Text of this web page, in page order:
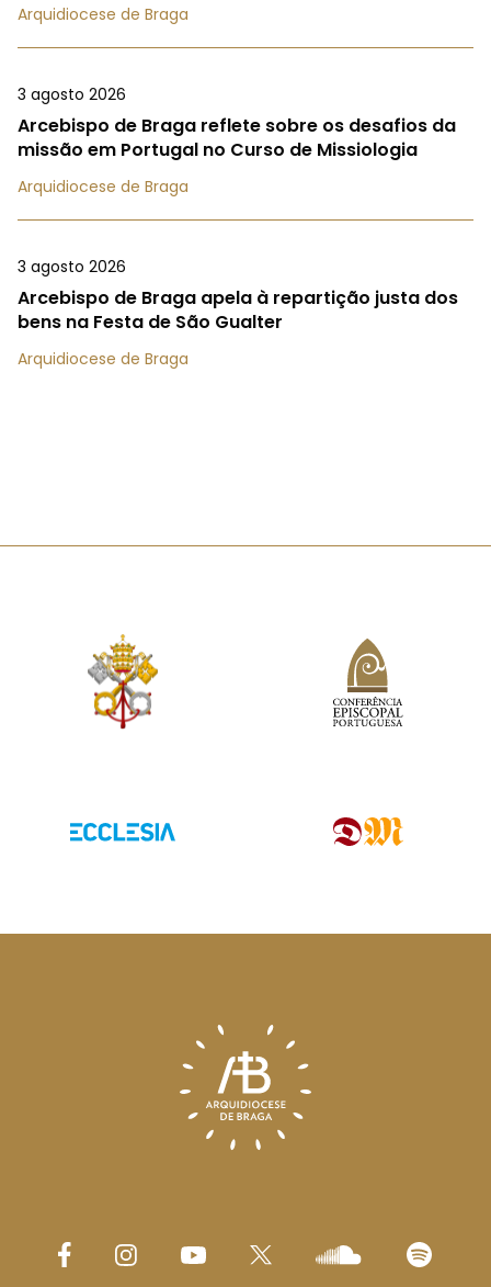
Arquidiocese de Braga
3 agosto 2026
Arcebispo de Braga reflete sobre os desafios da
missão em Portugal no Curso de Missiologia
Arquidiocese de Braga
3 agosto 2026
Arcebispo de Braga apela à repartição justa dos
bens na Festa de São Gualter
Arquidiocese de Braga